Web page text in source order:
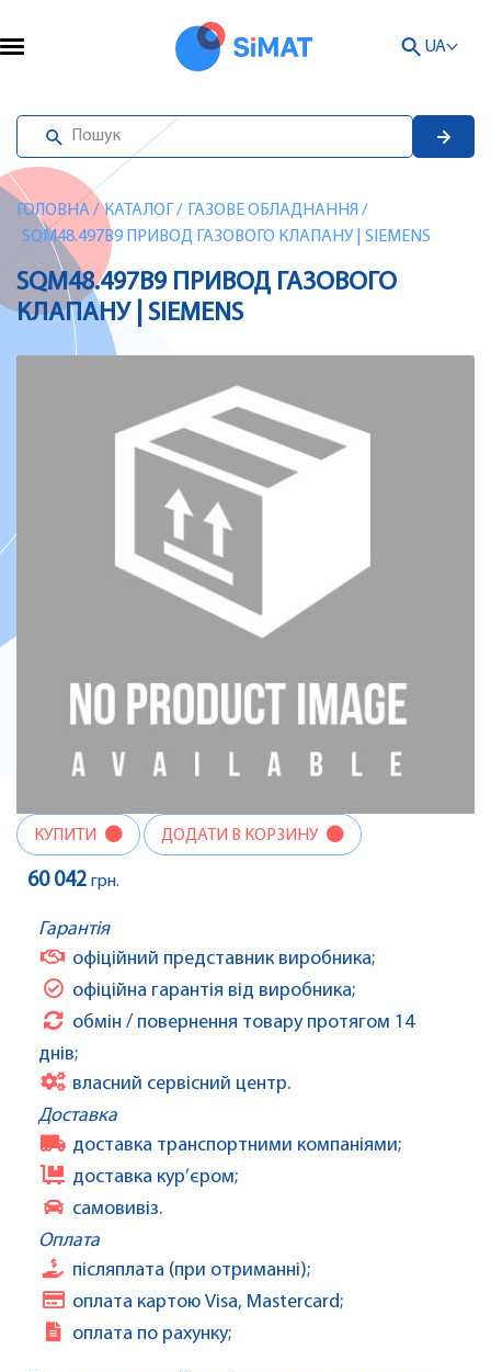
UA
ГОЛОВНА/ КАТАЛОГ / ГАЗОВЕ ОБЛАДНАННЯ /
SQM48.497B9 ПРИВОД ГАЗОВОГО КЛАПАНУ | SIEMENS
SQM48.497B9 ПРИВОД ГАЗОВОГО
КЛАПАНУ | SIEMENS
КУПИТИ ДОДАТИ В КОРЗИНУ
60 042 грн.
Гарантія
офіційний представник виробника;
офіційна гарантія від виробника;
обмін / повернення товару протягом 14
днів;
власний сервісний центр.
Доставка
доставка транспортними компаніями;
доставка кур’єром;
самовивіз.
Оплата
післяплата (при отриманні);
оплата картою Visa, Mastercard;
оплата по рахунку;